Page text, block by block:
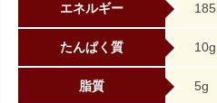
エネルギー
たんぱく質 10g
脂質 5g